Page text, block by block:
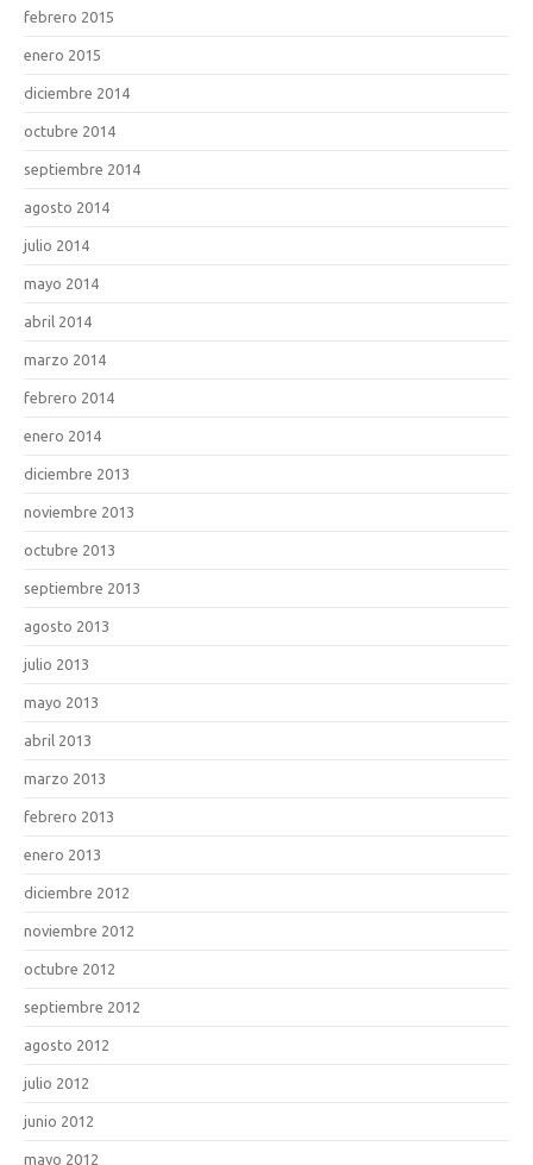
febrero 2015
enero 2015
diciembre 2014
octubre 2014
septiembre 2014
agosto 2014
julio 2014
mayo 2014
abril 2014
marzo 2014
febrero 2014
enero 2014
diciembre 2013
noviembre 2013
octubre 2013
septiembre 2013
agosto 2013
julio 2013
mayo 2013
abril 2013
marzo 2013
febrero 2013
enero 2013
diciembre 2012
noviembre 2012
octubre 2012
septiembre 2012
agosto 2012
julio 2012
junio 2012
mayo 2012